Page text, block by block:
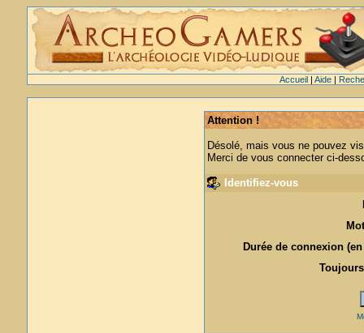
Accueil| Aide|
Attention !
Désolé, mais vous ne pouvez
Merci de vous connecter ci-
Identifiez-vous
Durée de connexion